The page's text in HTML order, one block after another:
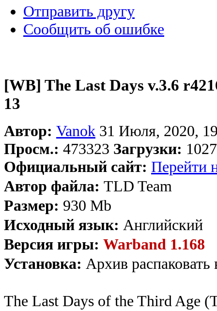
Отправить другу
Сообщить об ошибке
[WB] The Last Days v.3.6
13
Автор: Vanok 31 Июля, 2020,
Просм.: 473323 Загрузки:
Официальный сайт: Перейти
Автор файла: TLD Team
Размер: 930 Mb
Исходный язык: Английский
Версия игры: Warband 1.168
Установка: Архив
The Last Days of the Third Age